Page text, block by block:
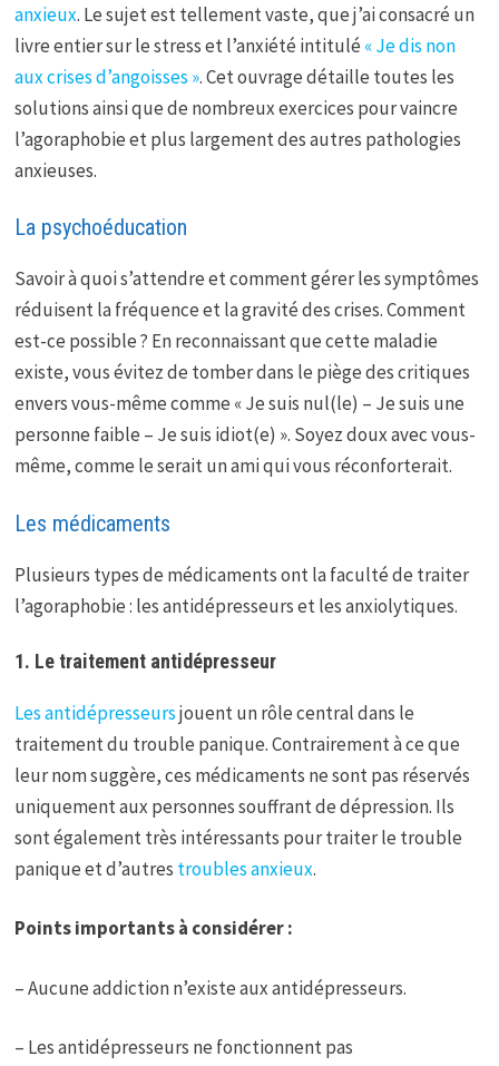
anxieux. Le sujet est tellement vaste, que j’ai consacré un
livre entier sur le stress et l’anxiété intitulé « Je dis non
aux crises d’angoisses ». Cet ouvrage détaille toutes les
solutions ainsi que de nombreux exercices pour vaincre
l’agoraphobie et plus largement des autres pathologies
anxieuses.
La psychoéducation
Savoir à quoi s’attendre et comment gérer les symptômes
réduisent la fréquence et la gravité des crises. Comment
est-ce possible ? En reconnaissant que cette maladie
existe, vous évitez de tomber dans le piège des critiques
envers vous-même comme « Je suis nul(le) – Je suis une
personne faible – Je suis idiot(e) ». Soyez doux avec vous-
même, comme le serait un ami qui vous réconforterait.
Les médicaments
Plusieurs types de médicaments ont la faculté de traiter
l’agoraphobie : les antidépresseurs et les anxiolytiques.
1. Le traitement antidépresseur
Les antidépresseursjouent un rôle central dans le
traitement du trouble panique. Contrairement à ce que
leur nom suggère, ces médicaments ne sont pas réservés
uniquement aux personnes souffrant de dépression. Ils
sont également très intéressants pour traiter le trouble
panique et d’autres troubles anxieux.
Points importants à considérer :
– Aucune addiction n’existe aux antidépresseurs.
– Les antidépresseurs ne fonctionnent pas